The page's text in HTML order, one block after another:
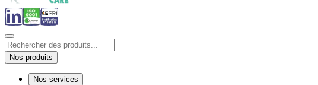
Nos produits
Nos services